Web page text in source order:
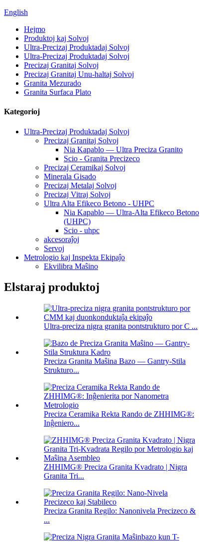
English
Hejmo
Produktoj kaj Solvoj
Ultra-Precizaj Produktadaj Solvoj
Ultra-Precizaj Produktadaj Solvoj
Precizaj Granitaj Solvoj
Precizaj Granitaj Unu-haltaj Solvoj
Granita Mezurado
Granita Surfaca Plato
Kategorioj
Ultra-Precizaj Produktadaj Solvoj
Precizaj Granitaj Solvoj
Nia Kapablo — Ultra Preciza Granito
Scio - Granita Precizeco
Precizaj Ceramikaj Solvoj
Minerala Gisado
Precizaj Metalaj Solvoj
Precizaj Vitraj Solvoj
Ultra Alta Efikeco Betono - UHPC
Nia Kapablo — Ultra-Alta Efikeco Betono
(UHPC)
Scio - uhpc
akcesoraĵoj
Servoj
Metrologio kaj Inspekta Ekipaĵo
Ekvilibra Maŝino
Elstaraj produktoj
Ultra-preciza nigra granita pontstrukturo por C ...
Preciza Granita Maŝina Bazo — Gantry-Stila
Strukturo...
Preciza Ceramika Rekta Rando de ZHHIMG®:
Inĝeniero...
ZHHIMG® Preciza Granita Kvadrato | Nigra
Granita Tri...
Preciza Granita Regilo: Nanonivela Precizeco &
...